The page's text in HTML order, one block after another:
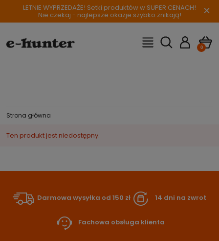
LETNIE WYPRZEDAŻE! Setki produktów w SUPER CENACH!
Nie czekaj - najlepsze okazje szybko znikają! ×
Strona główna
Ten produkt jest niedostępny.
Darmowa wysyłka od 150 zł 14 dni na zwrot
Fachowa obsługa klienta